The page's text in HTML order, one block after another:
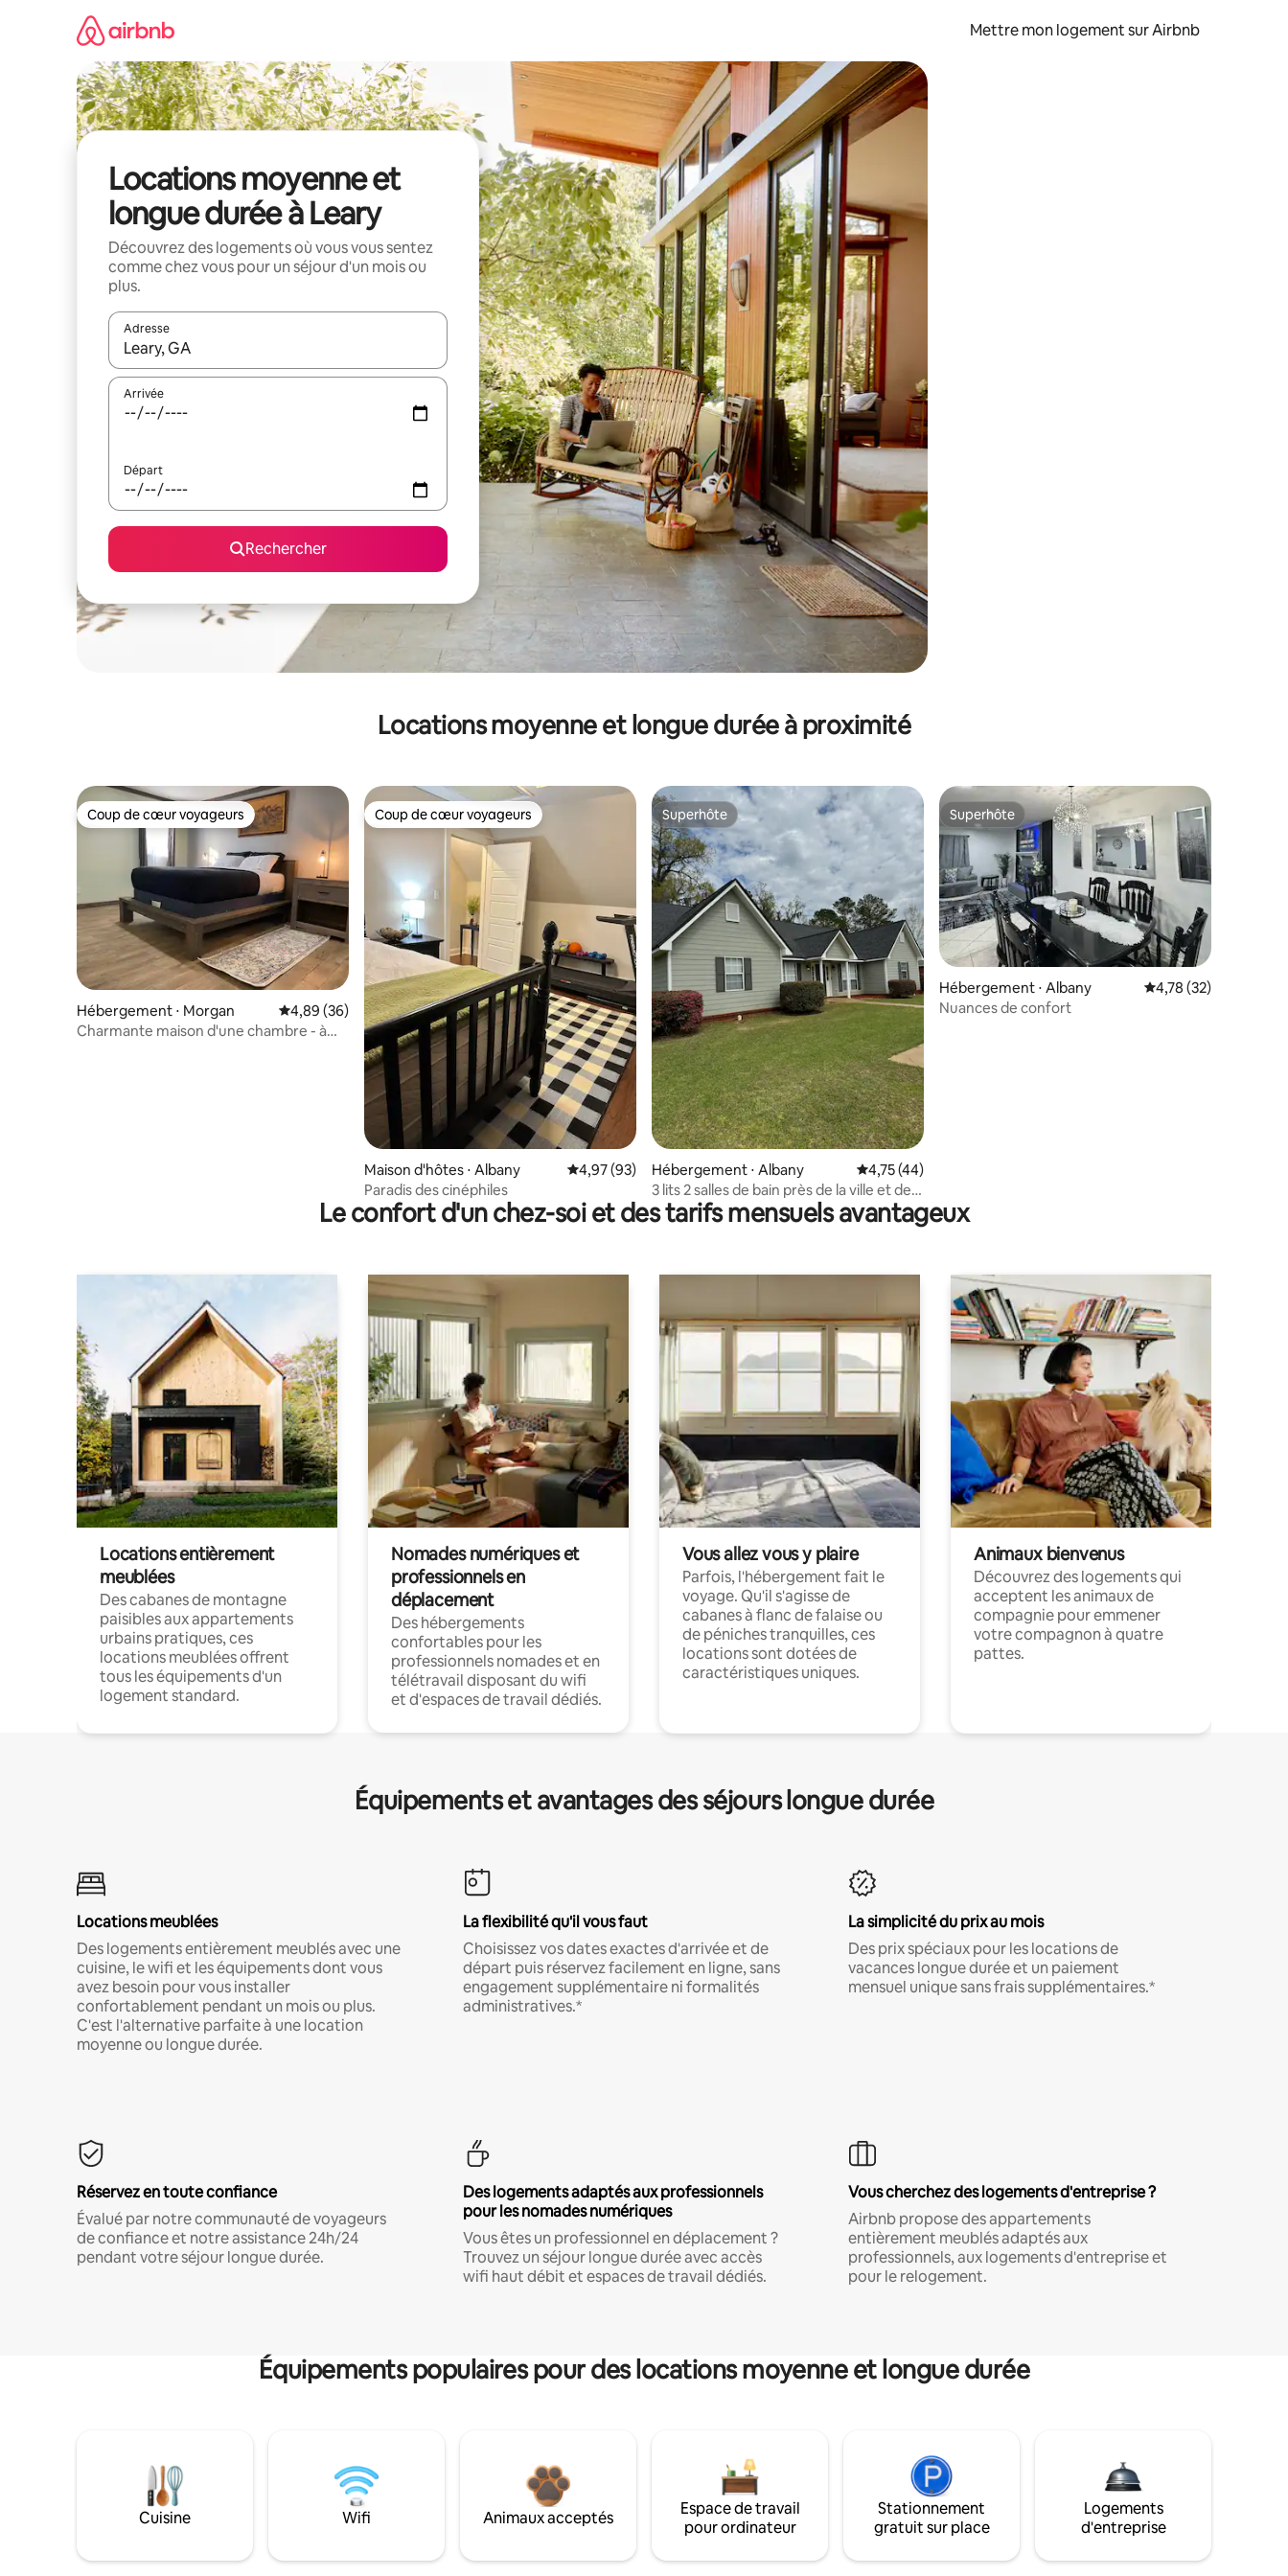
Mettre mon logement sur Airbnb
Locations moyenne et
longue durée à Leary
Découvrez des logements où vous vous sentez
comme chez vous pour un séjour d'un mois ou
plus.
Adresse
Lorsque les résultats s'affichent, utilisez les flèches vers le haut et vers le bas pour les parcourir ou en appuyant et en faisant glisser.
Arrivée
Départ
Rechercher
Locations moyenne et longue durée à proximité
Coup de cœur voyageurs
Coup de cœur voyageurs
Hébergement ⋅ Morgan Évaluation moyenne sur la base de 36 commentaires : 4,89 sur 5
4,89 (36)
Charmante maison d'une chambre - à
Coup de cœur voyageurs
Coup de cœur voyageurs
Maison d'hôtes ⋅ Albany Évaluation moyenne sur la base de 93 commentaires : 4,97 sur 5
4,97 (93)
Paradis des cinéphiles
Superhôte
Superhôte
Hébergement ⋅ Albany Évaluation moyenne sur la base de 44 commentaires : 4,75 sur 5
4,75 (44)
3 lits 2 salles de bain près de la ville et de
Phoebe
Superhôte
Superhôte
Hébergement ⋅ Albany Évaluation moyenne
4,78 (32)
Nuances de confort
Le confort d'un chez-soi et des tarifs mensuels avantageux
Locations entièrement
meublées
Des cabanes de montagne
paisibles aux appartements
urbains pratiques, ces
locations meublées offrent
tous les équipements d'un
logement standard.
Nomades numériques et
professionnels en
déplacement
Des hébergements
confortables pour les
professionnels nomades et en
télétravail disposant du wifi
et d'espaces de travail dédiés.
Vous allez vous y plaire
Parfois, l'hébergement fait le
voyage. Qu'il s'agisse de
cabanes à flanc de falaise ou
de péniches tranquilles, ces
locations sont dotées de
caractéristiques uniques.
Animaux bienvenus
Découvrez des logements qui
acceptent les animaux de
compagnie pour emmener
votre compagnon à quatre
pattes.
Équipements et avantages des séjours longue durée
Locations meublées
Des logements entièrement meublés avec une
cuisine, le wifi et les équipements dont vous
avez besoin pour vous installer
confortablement pendant un mois ou plus.
C'est l'alternative parfaite à une location
moyenne ou longue durée.
La flexibilité qu'il vous faut
Choisissez vos dates exactes d'arrivée et de
départ puis réservez facilement en ligne, sans
engagement supplémentaire ni formalités
administratives.*
La simplicité du prix au mois
Des prix spéciaux pour les locations de
vacances longue durée et un paiement
mensuel unique sans frais supplémentaires.*
Réservez en toute confiance
Évalué par notre communauté de voyageurs
de confiance et notre assistance 24h/24
pendant votre séjour longue durée.
Des logements adaptés aux professionnels
pour les nomades numériques
Vous êtes un professionnel en déplacement ?
Trouvez un séjour longue durée avec accès
wifi haut débit et espaces de travail dédiés.
Vous cherchez des logements d'entreprise ?
Airbnb propose des appartements
entièrement meublés adaptés aux
professionnels, aux logements d'entreprise et
pour le relogement.
Équipements populaires pour des locations moyenne et longue durée
Cuisine Wifi Animaux acceptés
Espace de travail
pour ordinateur
Stationnement
gratuit sur place
Logements
d'entreprise